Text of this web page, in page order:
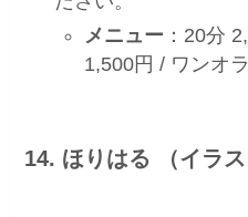
メニュー ：20分
1,500円 / ワンオ
14. ほりはる （イラス